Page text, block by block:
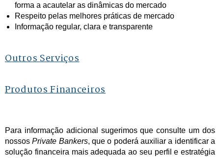
forma a acautelar as dinâmicas do mercado
Respeito pelas melhores práticas de mercado
Informação regular, clara e transparente
Outros Serviços
Produtos Financeiros
Para informação adicional sugerimos que consulte um dos
nossosPrivate Bankers, que o poderá auxiliar a identificar a
solução financeira mais adequada ao seu perfil e estratégia